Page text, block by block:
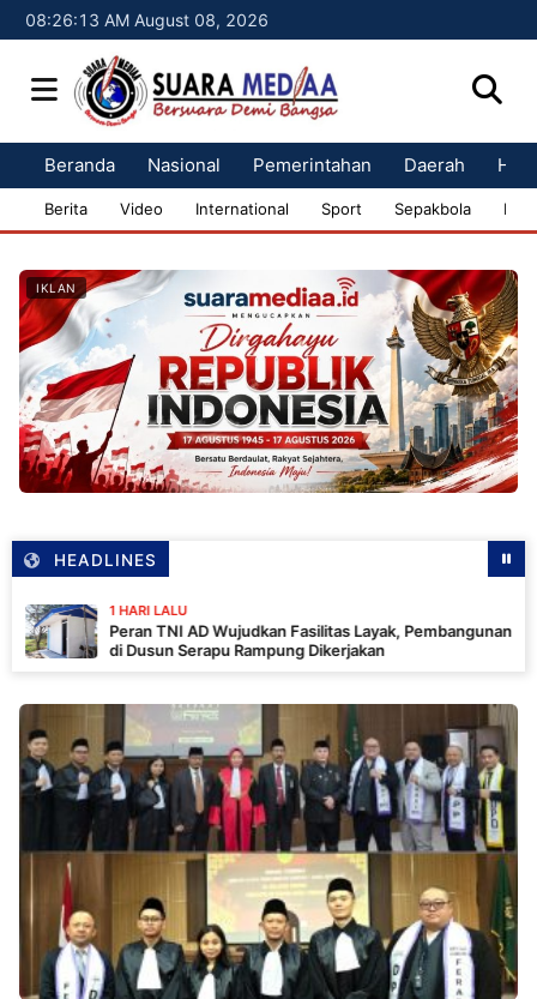
08:26:15 AM August 08, 2026
Beranda Nasional Pemerintahan Daerah
Berita Video International Sport Sepakbola
IKLAN
HEADLINES
1 HARI LALU
Peran TNI AD Wujudkan Fasilitas Layak, Pembangunan MCK
di Dusun Serapu Rampung Dikerjakan